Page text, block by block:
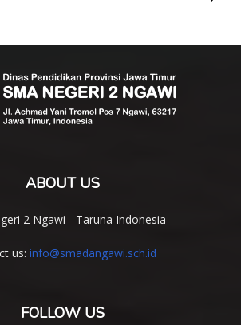
ABOUT US
2 Ngawi - Taruna Indonesia
us: info@smadangawi.sch.id
FOLLOW US